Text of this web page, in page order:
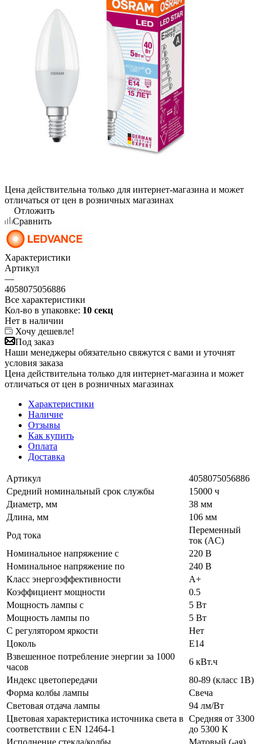
Цена действительна только для интернет-магазина и может
отличаться от цен в розничных магазинах
Отложить
Сравнить
Характеристики
Артикул
—
4058075056886
Все характеристики
Кол-во в упаковке: 10 секц
Нет в наличии
Хочу дешевле!
Под заказ
Наши менеджеры обязательно свяжутся с вами и уточнят
условия заказа
Цена действительна только для интернет-магазина и может
отличаться от цен в розничных магазинах
Характеристики
Наличие
Отзывы
Как купить
Оплата
Доставка
Артикул
4058075056886
Средний номинальный срок службы
15000 ч
Диаметр, мм
38 мм
Длина, мм
106 мм
Род тока
Переменный
ток (AC)
Номинальное напряжение с
220 В
Номинальное напряжение по
240 В
Класс энергоэффективности
A+
Коэффициент мощности
0.5
Мощность лампы с
5 Вт
Мощность лампы по
5 Вт
С регулятором яркости
Нет
Цоколь
E14
Взвешенное потребление энергии за 1000
часов
6 кВт.ч
Индекс цветопередачи
80-89 (класс 1В)
Форма колбы лампы
Свеча
Световая отдача лампы
94 лм/Вт
Цветовая характеристика источника света в
соответствии с EN 12464-1
Средняя от 3300
до 5300 К
Исполнение стекла/колбы
Матовый (-ая)